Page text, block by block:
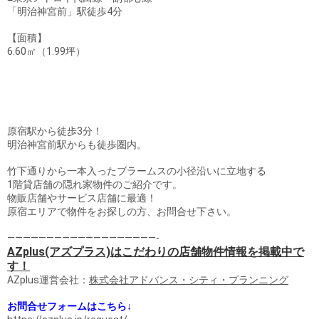
「明治神宮前」駅徒歩4分
【面積】
6.60㎡（1.99坪）
原宿駅から徒歩3分！
明治神宮前駅からも徒歩圏内。
竹下通りから一本入ったブラームスの小径沿いに立地する
1階貸店舗の隠れ家物件のご紹介です。
物販店舗やサービス店舗に最適！
原宿エリアで物件をお探しの方、お問合せ下さい。
———————————————————-
AZplus(アズプラス)はこだわりの店舗物件情報を掲載中で
す！
AZplus運営会社： 株式会社アドバンス・シティ・プランニング
お問合せフォームはこちら↓